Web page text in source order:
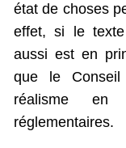
état de choses
effet, si le
aussi est en
que le
réalisme en
réglementaires.